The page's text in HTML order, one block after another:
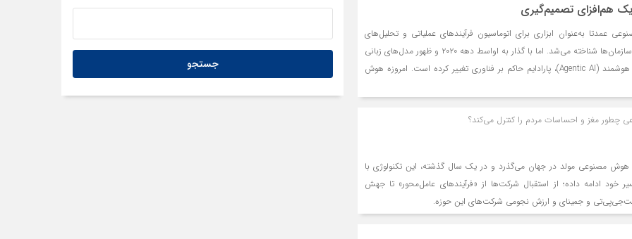
هم‌افزای تصمیم‌گیری
عمدتا به‌عنوان ابزاری برای اتوماسیون فرآیندهای عملیاتی و تحلیل‌های
توصیفی در لایه‌های میانی سازمان‌ها شناخته می‌شد. اما با گذار به اواسط دهه ۲۰۲۰ و ظهور مدل‌های زبانی
بزرگ (LLMs) و عامل‌های هوشمند (Agentic AI)، پارادایم حاکم بر فناوری تغییر کرده است. امروزه هوش
سازمانی را بررسی می‌کند
مصنوعی مولد در جهان می‌گذرد و در یک سال گذشته، این تکنولوژی با
خود ادامه داده؛ از استقبال شرکت‌ها از «فرآیندهای عامل‌محور» تا جهش
چت‌جی‌پی‌تی و جمینای و ارزش نجومی شرکت‌های این حوزه.